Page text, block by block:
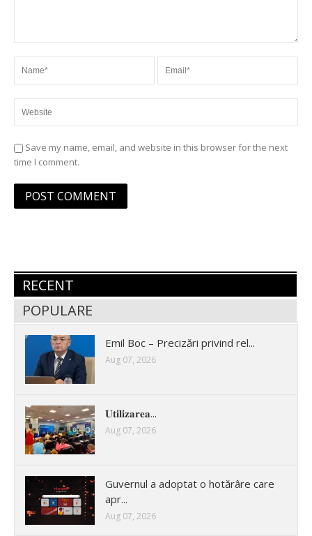
Save my name, email, and website in this browser for the next
time I comment.
RECENT
POPULARE
Emil Boc – Precizări privind rel...
Aug 07, 2026
𝐔𝐭𝐢𝐥𝐢𝐳𝐚𝐫𝐞𝐚...
Aug 07, 2026
Guvernul a adoptat o hotărâre care
apr...
Aug 07, 2026